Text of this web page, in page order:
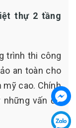
thự 2 tầng
trình thi công
an toàn cho
cao. Chính
những vấn đề